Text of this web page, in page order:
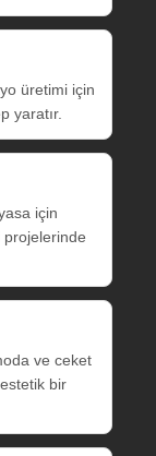
üretimi için
yaratır.
için
ve ceket
bir